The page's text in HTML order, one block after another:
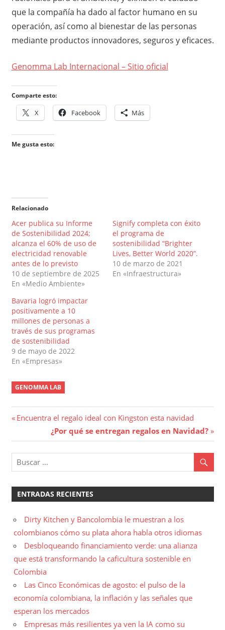
que la compañía ha dado al factor humano en su
operación, así como al bienestar de las personas
mediante productos innovadores, seguros y eficaces.
Genomma Lab Internacional – Sitio oficial
Comparte esto:
X Facebook Más
Me gusta esto:
Relacionado
Acer publica su Informe
de Sostenibilidad 2024;
alcanza el 60% de uso de
electricidad renovable
antes de lo previsto
10 de septiembre de 2025
En «Medio Ambiente»
Signify completa con éxito
el programa de
sostenibilidad “Brighter
Lives, Better World 2020”.
10 de marzo de 2021
En «Infraestructura»
Bavaria logró impactar
positivamente a 10
millones de personas a
través de sus programas
de sostenibilidad
9 de mayo de 2022
En «Empresas»
GENOMMA LAB
Navegación
de
entradas
Entrada
Encuentra el regalo ideal con Kingston esta navidad
Entrada
siguiente:
¿Por qué se entregan regalos en Navidad?
ENTRADAS RECIENTES
Dirty Kitchen y Bancolombia le muestran a los
colombianos cómo su plata ahora habla otros idiomas
Desbloqueando financiamiento verde: una alianza
que está transformando la caficultura sostenible en
Colombia
Las Cinco Económicas de agosto: el pulso de la
economía colombiana, la inflación y las señales que
esperan los mercados
Empresas más resilientes ya ven la IA como su